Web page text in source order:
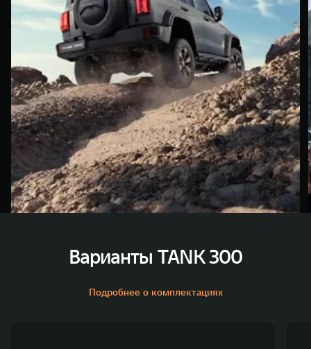
Варианты TANK 300
Подробнее о комплектациях